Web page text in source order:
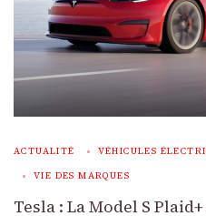
ACTUALITÉ VÉHICULES
VIE DES MARQUES
Tesla : La Model S